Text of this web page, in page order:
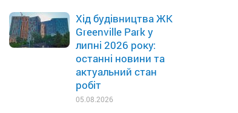
Хід будівництва ЖК
Greenville Park у
липні 2026 року:
останні новини та
актуальний стан
робіт
05.08.2026